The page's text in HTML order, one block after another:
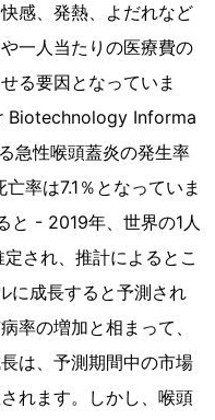
感、発熱、よだれなど
一人当たりの医療費の
る要因となっていま
Biotechnology Informa
急性喉頭蓋炎の発生率
率は7.1％となっていま
と - 2019年、世界の1人
され、推計によるとこ
に成長すると予測され
率の増加と相まって、
は、予測期間中の市場
れます。しかし、喉頭